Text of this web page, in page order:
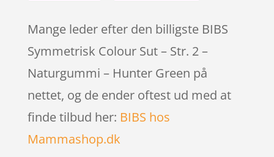
Mange leder efter den billigste BIBS
Symmetrisk Colour Sut – Str. 2 –
Naturgummi – Hunter Green på
nettet, og de ender oftest ud med at
finde tilbud her: BIBS hos
Mammashop.dk